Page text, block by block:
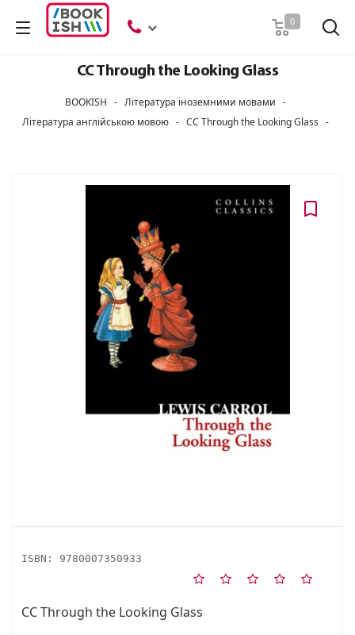
0
CC Through the Looking Glass
BOOKISH - Література іноземними мовами -
Література англійською мовою - CC Through the Looking Glass -
ISBN: 9780007350933
CC Through the Looking Glass